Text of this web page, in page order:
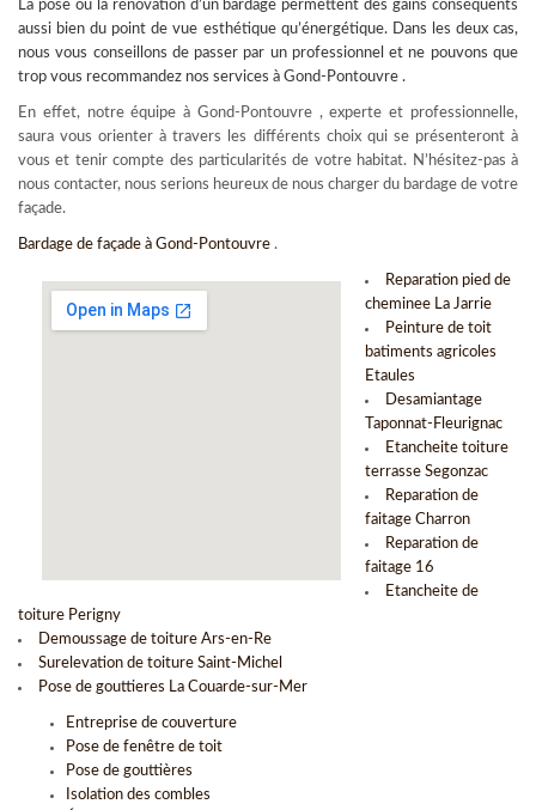
La pose ou la rénovation d’un bardage permettent des gains conséquents
aussi bien du point de vue esthétique qu’énergétique. Dans les deux cas,
nous vous conseillons de passer par un professionnel et ne pouvons que
trop vous recommandez nos services à Gond-Pontouvre .
En effet, notre équipe à Gond-Pontouvre , experte et professionnelle,
saura vous orienter à travers les différents choix qui se présenteront à
vous et tenir compte des particularités de votre habitat. N’hésitez-pas à
nous contacter, nous serions heureux de nous charger du bardage de votre
façade.
Bardage de façade à Gond-Pontouvre .
Reparation pied de
cheminee La Jarrie
Peinture de toit
batiments agricoles
Etaules
Desamiantage
Taponnat-Fleurignac
Etancheite toiture
terrasse Segonzac
Reparation de
faitage Charron
Reparation de
faitage 16
Etancheite de
toiture Perigny
Demoussage de toiture Ars-en-Re
Surelevation de toiture Saint-Michel
Pose de gouttieres La Couarde-sur-Mer
Entreprise de couverture
Pose de fenêtre de toit
Pose de gouttières
Isolation des combles